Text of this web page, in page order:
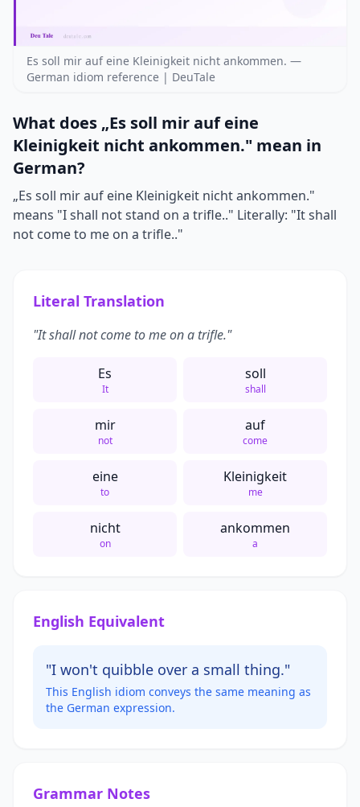
Es soll mir auf eine Kleinigkeit nicht ankommen. —
German idiom reference | DeuTale
What does „Es soll mir auf eine
Kleinigkeit nicht ankommen." mean in
German?
„Es soll mir auf eine Kleinigkeit nicht ankommen."
means "I shall not stand on a trifle.." Literally: "It shall
not come to me on a trifle.."
Literal Translation
"It shall not come to me on a trifle."
Es
It
soll
shall
mir
not
auf
come
eine
to
Kleinigkeit
me
nicht
on
ankommen
a
English Equivalent
"I won't quibble over a small thing."
This English idiom conveys the same meaning as
the German expression.
Grammar Notes